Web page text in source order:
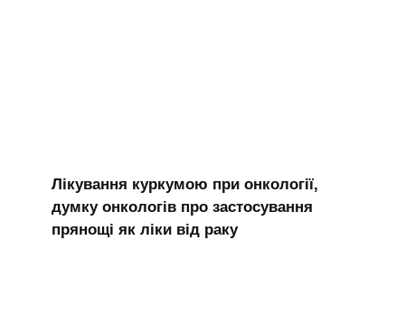
Лікування куркумою при онкології,
думку онкологів про застосування
прянощі як ліки від раку